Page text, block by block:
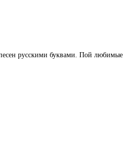
русскими буквами. Пой любимые